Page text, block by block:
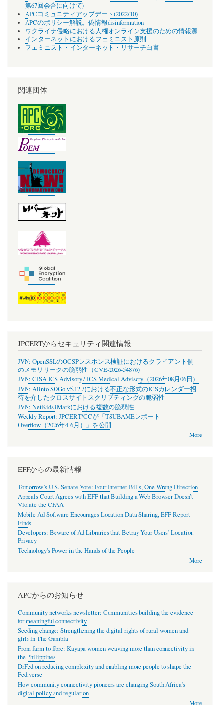
第67回会合に向けて)
APCコミュニティアップデート(2022/10)
APCのポリシー解説。偽情報disinformation
ウクライナ侵略における人権オンライン支援のための情報源
インターネットにおけるフェミニスト原則
フェミニスト・インターネット・リサーチ白書
関連団体
JPCERTからセキュリティ関連情報
JVN: OpenSSLのOCSPレスポンス検証におけるクライアント側
のメモリリークの脆弱性（CVE-2026-54876）
JVN: CISA ICS Advisory / ICS Medical Advisory（2026年08月06日）
JVN: Alinto SOGo v5.12.7における不正な形式のICSカレンダー招
待を介したクロスサイトスクリプティングの脆弱性
JVN: NetKids iMarkにおける複数の脆弱性
Weekly Report: JPCERT/CCが「TSUBAMEレポート
Overflow（2026年4-6月）」を公開
More
EFFからの最新情報
Tomorrow’s U.S. Senate Vote: Four Internet Bills, One Wrong Direction
Appeals Court Agrees with EFF that Building a Web Browser Doesn’t
Violate the CFAA
Mobile Ad Software Encourages Location Data Sharing, EFF Report
Finds
Developers: Beware of Ad Libraries that Betray Your Users’ Location
Privacy
Technology's Power in the Hands of the People
More
APCからのお知らせ
Community networks newsletter: Communities building the evidence
for meaningful connectivity
Seeding change: Strengthening the digital rights of rural women and
girls in The Gambia
From farm to fibre: Kayapa women weaving more than connectivity in
the Philippines
DrFed on reducing complexity and enabling more people to shape the
Fediverse
How community connectivity pioneers are changing South Africa’s
digital policy and regulation
More